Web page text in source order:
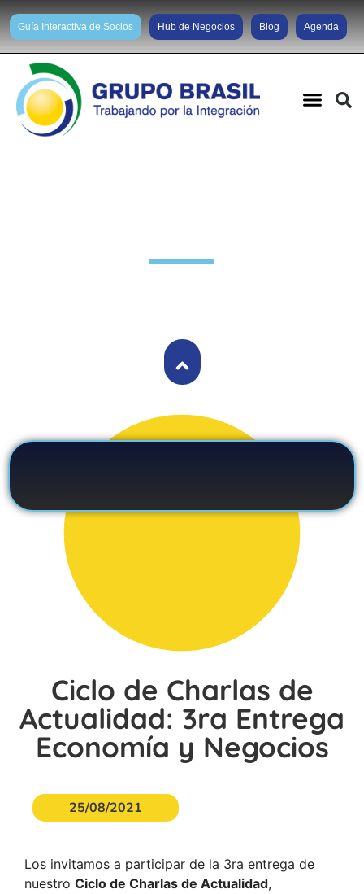
Guía Interactiva de Socios Hub de Negocios Blog Agenda
Ciclo de Charlas de
Actualidad: 3ra Entrega
Economía y Negocios
25/08/2021
Los invitamos a participar de la 3ra entrega de
nuestro Ciclo de Charlas de Actualidad,